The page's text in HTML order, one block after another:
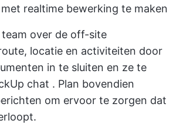
realtime bewerking te maken
over de off-site
locatie en activiteiten door
in te sluiten en ze te
chat . Plan bovendien
om ervoor te zorgen dat